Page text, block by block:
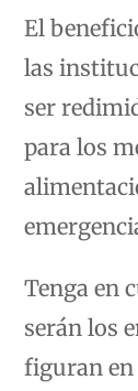
El
las
ser
para los
Tenga en
serán los
figuran en